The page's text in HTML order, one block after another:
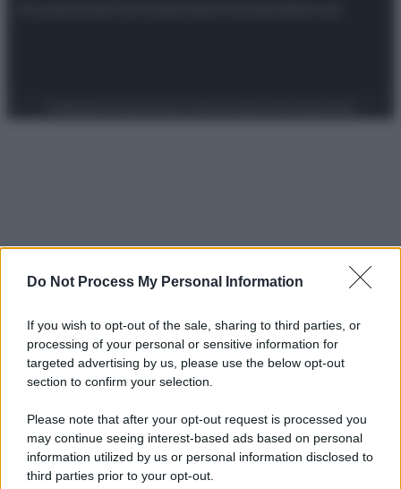
Do Not Process My Personal Information
If you wish to opt-out of the sale, sharing to third parties, or
processing of your personal or sensitive information for
targeted advertising by us, please use the below opt-out
section to confirm your selection.
Please note that after your opt-out request is processed you
may continue seeing interest-based ads based on personal
information utilized by us or personal information disclosed to
third parties prior to your opt-out.